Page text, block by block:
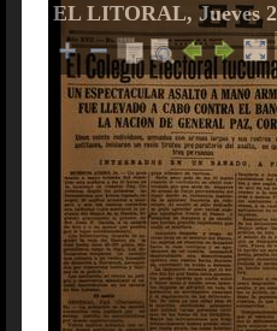
EL LITORAL, Jueves